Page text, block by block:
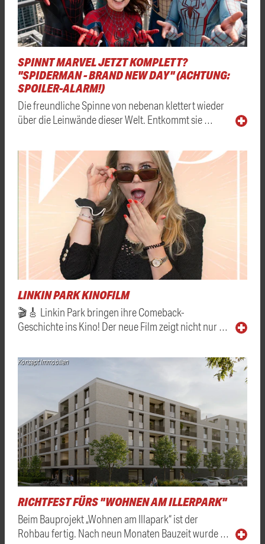
SPINNT MARVEL JETZT KOMPLETT?
"SPIDERMAN - BRAND NEW DAY" (ACHTUNG:
SPOILER-ALARM!)
Die freundliche Spinne von nebenan klettert wieder
über die Leinwände dieser Welt. Entkommt sie …
LINKIN PARK KINOFILM
🎬🎸 Linkin Park bringen ihre Comeback-
Geschichte ins Kino! Der neue Film zeigt nicht nur …
Konzept Immobilien
RICHTFEST FÜRS "WOHNEN AM ILLERPARK"
Beim Bauprojekt „Wohnen am Illapark“ ist der
Rohbau fertig. Nach neun Monaten Bauzeit wurde …